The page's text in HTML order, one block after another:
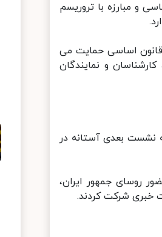
و مبارزه با تروریسم
اساسی حمایت می
و نمایندگان
بعدی آستانه در
روسای جمهور ایران،
خبری شرکت کردند.